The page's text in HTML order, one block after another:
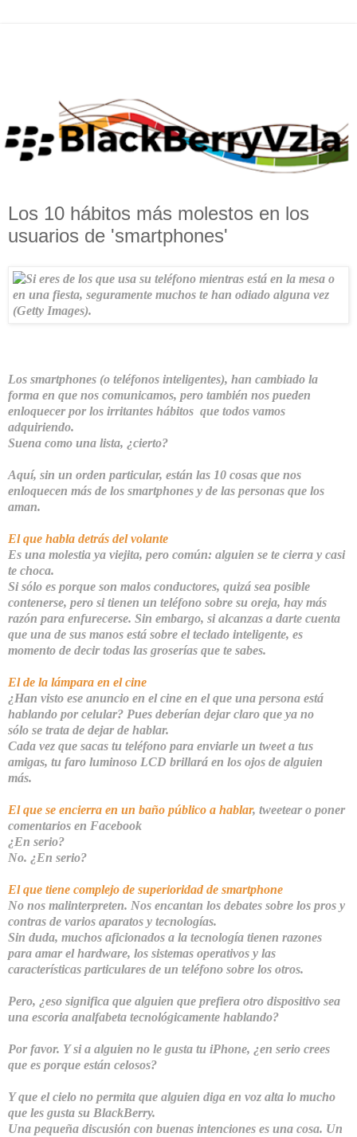
Los 10 hábitos más molestos en los
usuarios de 'smartphones'
Los smartphones (o teléfonos inteligentes), han cambiado la
forma en que nos comunicamos, pero también nos pueden
enloquecer por los irritantes hábitos que todos vamos
adquiriendo.
Suena como una lista, ¿cierto?
Aquí, sin un orden particular, están las 10 cosas que nos
enloquecen más de los smartphones y de las personas que los
aman.
El que habla detrás del volante
Es una molestia ya viejita, pero común: alguien se te cierra y casi
te choca.
Si sólo es porque son malos conductores, quizá sea posible
contenerse, pero si tienen un teléfono sobre su oreja, hay más
razón para enfurecerse. Sin embargo, si alcanzas a darte cuenta
que una de sus manos está sobre el teclado inteligente, es
momento de decir todas las groserías que te sabes.
El de la lámpara en el cine
¿Han visto ese anuncio en el cine en el que una persona está
hablando por celular? Pues deberían dejar claro que ya no
sólo se trata de dejar de hablar.
Cada vez que sacas tu teléfono para enviarle un tweeta tus
amigas, tu faro luminoso LCD brillará en los ojos de alguien
más.
El que se encierra en un baño público a hablar, tweetearo poner
comentarios en Facebook
¿En serio?
No. ¿En serio?
El que tiene complejo de superioridad de smartphone
No nos malinterpreten. Nos encantan los debates sobre los pros y
contras de varios aparatos y tecnologías.
Sin duda, muchos aficionados a la tecnología tienen razones
para amar el hardware, los sistemas operativos y las
características particulares de un teléfono sobre los otros.
Pero, ¿eso significa que alguien que prefiera otro dispositivo sea
una escoria analfabeta tecnológicamente hablando?
Por favor. Y si a alguien no le gusta tu iPhone, ¿en serio crees
que es porque están celosos?
Y que el cielo no permita que alguien diga en voz alta lo mucho
que les gusta su BlackBerry.
Una pequeña discusión con buenas intenciones es una cosa. Un